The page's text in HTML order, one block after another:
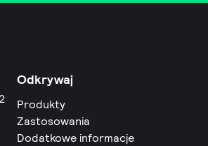
Odkrywaj
Produkty
Zastosowania
Dodatkowe informacje